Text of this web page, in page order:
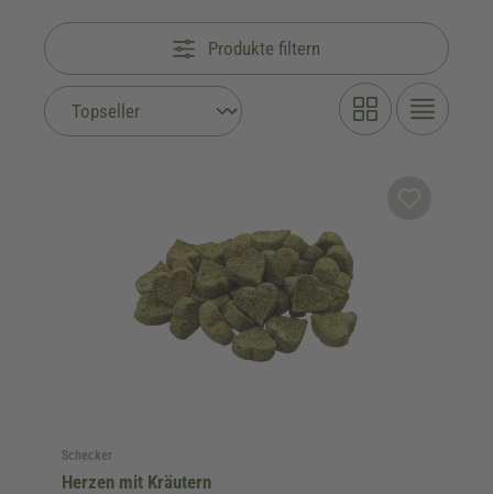
Produkte filtern
Schecker
Herzen mit Kräutern